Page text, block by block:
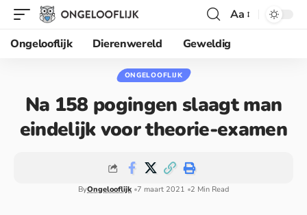
Aa
Ongelooflijk
Dierenwereld Geweldig
ONGELOOFLIJK
Na 158 pogingen slaagt man
eindelijk voor theorie-examen
ByOngelooflijk 7 maart 2021 2 Min Read